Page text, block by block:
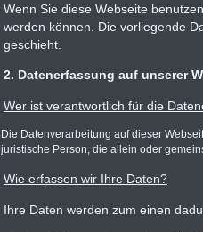
Wenn Sie diese Webseite
werden können. Die vorliegende
geschieht.
2. Datenerfassung auf unserer
Wer ist verantwortlich für die
Die Datenverarbeitung auf dieser
juristische Person, die allein oder
Wie erfassen wir Ihre Daten?
Ihre Daten werden zum einen